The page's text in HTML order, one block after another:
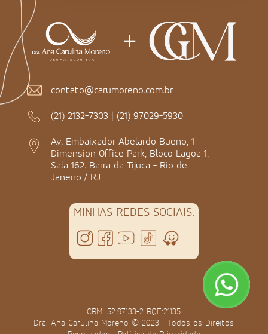
contato@carumoreno.com.br
(21) 2132-7303 | (21) 97029-5930
Av. Embaixador Abelardo Bueno, 1
Dimension Office Park, Bloco Lagoa 1,
Sala 162. Barra da Tijuca - Rio de
Janeiro / RJ
MINHAS REDES SOCIAIS:
CRM: 52.97133-2 RQE:21135
Dra. Ana Carulina Moreno © 2023 | Todos os Direitos